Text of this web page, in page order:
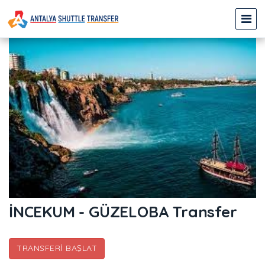
İNCEKUM - GÜZELOBA Transfer
TRANSFERI BAŞLAT